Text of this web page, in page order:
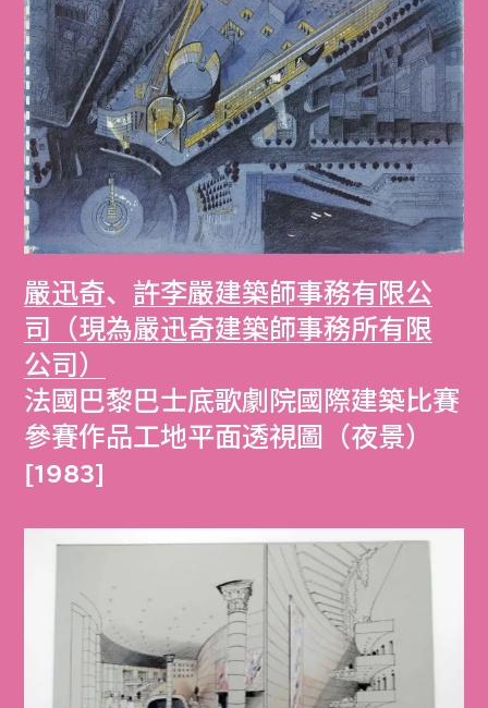
嚴迅奇、 許李嚴建築師事務有限公
司（現為嚴迅奇建築師事務所有限
公司）
法國巴黎巴士底歌劇院國際建築比賽
參賽作品工地平面透視圖（夜景）
[1983]